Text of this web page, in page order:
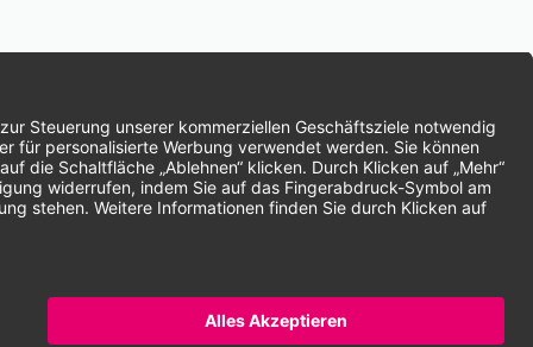
| * Alle Preise zzgl. gesetzlicher Mehrwertsteuer